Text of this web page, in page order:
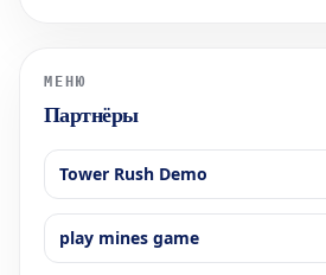
МЕНЮ
Партнёры
Tower Rush Demo
play mines game